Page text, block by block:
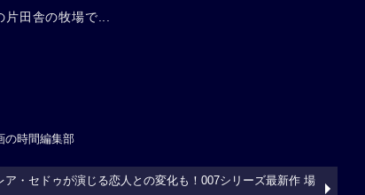
片田舎の牧場で...
の時間編集部
・セドゥが演じる恋人との変化も！007シリーズ最新作 場